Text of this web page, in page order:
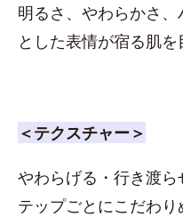
明るさ、やわらかさ
とした表情が宿る肌を
＜テクスチャー＞
やわらげる・行き渡
テップごとにこだわ